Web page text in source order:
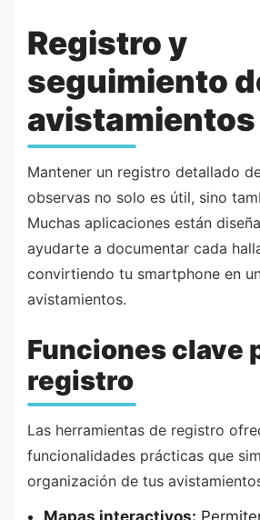
Registro y
seguimiento
avistamientos
Mantener un registro detallado
observas no solo es útil, sino
Muchas aplicaciones están
ayudarte a documentar cada
convirtiendo tu smartphone en
avistamientos.
Funciones clave
registro
Las herramientas de registro
funcionalidades prácticas que
organización de tus